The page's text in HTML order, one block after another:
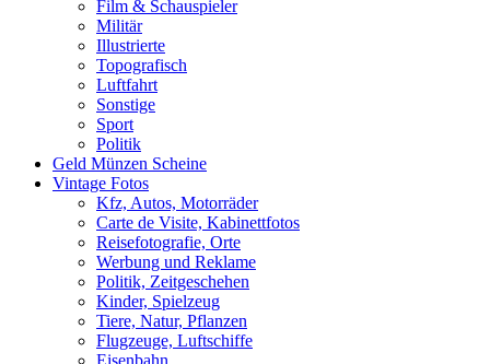
Film & Schauspieler
Militär
Illustrierte
Topografisch
Luftfahrt
Sonstige
Sport
Politik
Geld Münzen Scheine
Vintage Fotos
Kfz, Autos, Motorräder
Carte de Visite, Kabinettfotos
Reisefotografie, Orte
Werbung und Reklame
Politik, Zeitgeschehen
Kinder, Spielzeug
Tiere, Natur, Pflanzen
Flugzeuge, Luftschiffe
Eisenbahn